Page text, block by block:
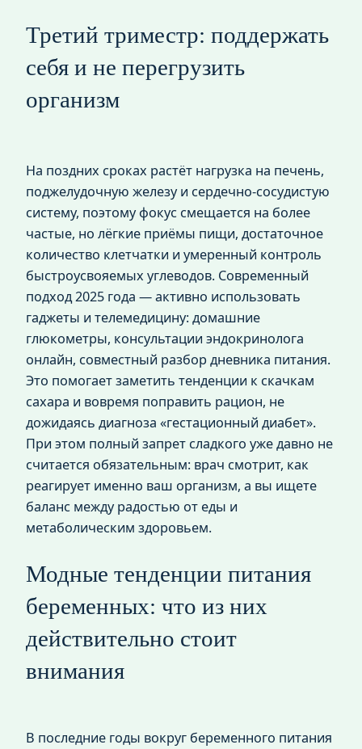
Третий триместр: поддержать
себя и не перегрузить
организм
На поздних сроках растёт нагрузка на печень,
поджелудочную железу и сердечно‑сосудистую
систему, поэтому фокус смещается на более
частые, но лёгкие приёмы пищи, достаточное
количество клетчатки и умеренный контроль
быстроусвояемых углеводов. Современный
подход 2025 года — активно использовать
гаджеты и телемедицину: домашние
глюкометры, консультации эндокринолога
онлайн, совместный разбор дневника питания.
Это помогает заметить тенденции к скачкам
сахара и вовремя поправить рацион, не
дожидаясь диагноза «гестационный диабет».
При этом полный запрет сладкого уже давно не
считается обязательным: врач смотрит, как
реагирует именно ваш организм, а вы ищете
баланс между радостью от еды и
метаболическим здоровьем.
Модные тенденции питания
беременных: что из них
действительно стоит
внимания
В последние годы вокруг беременного питания